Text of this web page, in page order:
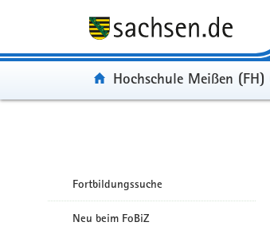
Portal:
Hochschule Meißen
Fortbildungssuche
Neu beim FoBiZ